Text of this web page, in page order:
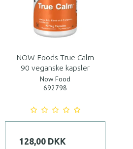
NOW Foods True Calm
90 veganske kapsler
Now Food
692798
128,00 DKK